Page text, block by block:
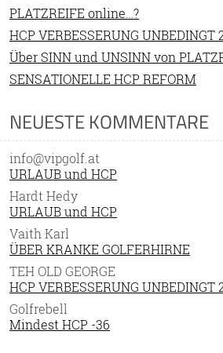
PLATZREIFE online…?
HCP VERBESSERUNG UNBEDINGT
Über SINN und UNSINN von
SENSATIONELLE HCP REFORM
NEUESTE KOMMENTARE
info@vipgolf.at
URLAUB und HCP
Hardt Hedy
URLAUB und HCP
Vaith Karl
ÜBER KRANKE GOLFERHIRNE
TEH OLD GEORGE
HCP VERBESSERUNG UNBEDINGT
Golfrebell
Mindest HCP -36